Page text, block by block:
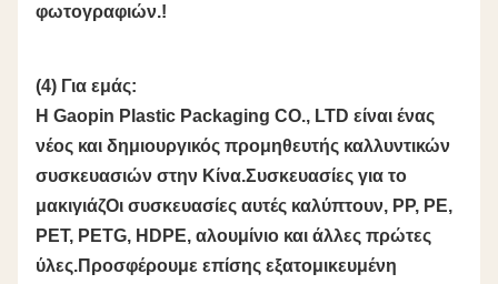
φωτογραφιών.!
(4) Για εμάς:
Η Gaopin Plastic Packaging CO., LTD είναι ένας
νέος και δημιουργικός προμηθευτής καλλυντικών
συσκευασιών στην Κίνα.Συσκευασίες για το
μακιγιάζΟι συσκευασίες αυτές καλύπτουν, PP, PE,
PET, PETG, HDPE, αλουμίνιο και άλλες πρώτες
ύλες.Προσφέρουμε επίσης εξατομικευμένη